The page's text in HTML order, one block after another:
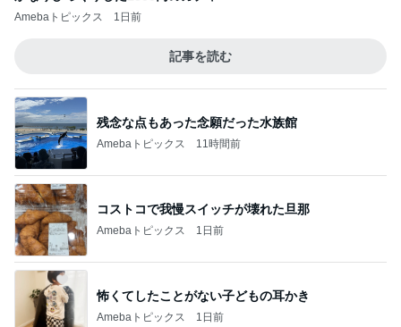
Amebaトピックス 1日前
記事を読む
残念な点もあった念願だった水族館
Amebaトピックス 11時間前
コストコで我慢スイッチが壊れた旦那
Amebaトピックス 1日前
怖くてしたことがない子どもの耳かき
Amebaトピックス 1日前